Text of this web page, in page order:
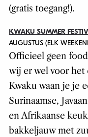
(gratis toegang!).
KWAKU SUMMER
AUGUSTUS (ELK
Officieel geen
wij er wel voor het
Kwaku waan je je
Surinaamse,
en Afrikaanse
bakkeljauw met